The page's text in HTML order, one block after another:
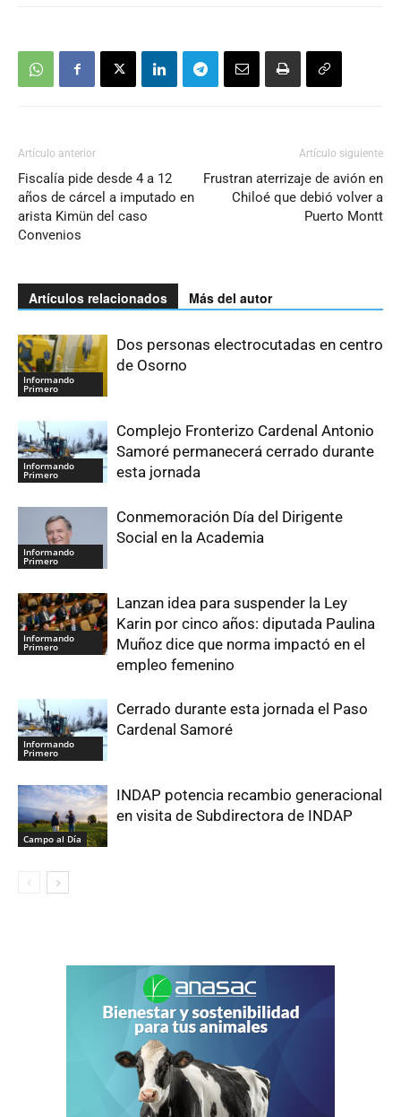
Artículo anterior
Fiscalía pide desde 4 a 12
años de cárcel a imputado en
arista Kimün del caso
Convenios
Artículo siguiente
Frustran aterrizaje de avión en
Chiloé que debió volver a
Puerto Montt
Artículos relacionados Más del autor
Informando
Primero
Dos personas electrocutadas en centro
de Osorno
Informando
Primero
Complejo Fronterizo Cardenal Antonio
Samoré permanecerá cerrado durante
esta jornada
Informando
Primero
Conmemoración Día del Dirigente
Social en la Academia
Informando
Primero
Lanzan idea para suspender la Ley
Karin por cinco años: diputada Paulina
Muñoz dice que norma impactó en el
empleo femenino
Informando
Primero
Cerrado durante esta jornada el Paso
Cardenal Samoré
Campo al Día
INDAP potencia recambio generacional
en visita de Subdirectora de INDAP